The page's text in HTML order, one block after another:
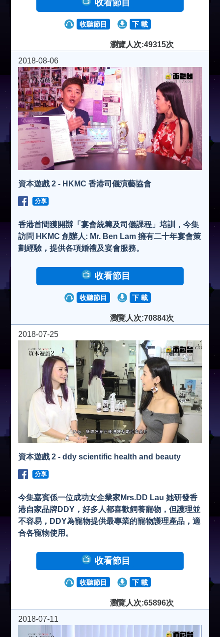
收看節目
收聽節目 下 載
瀏覽人次:49315次
2018-08-06
資本遊戲 2 - HKMC 香港司儀演藝協會
分享
香港首間獲開辦「宴會統籌及司儀課程」培訓，今集
訪問 HKMC 創辦人: Mr. Ben Lam 擁有二十年宴會策
劃經驗，提供各項婚禮及宴會服務。
收看節目
收聽節目 下 載
瀏覽人次:70884次
2018-07-25
資本遊戲 2 - ddy scientific health and beauty
分享
今集嘉賓係一位成功女企業家Mrs.DD Lau 她研發香
港自家品牌DDY，好多人都喜歡飼養寵物，但護理並
不容易，DDY為寵物提供最專業的寵物護理產品，適
合各寵物使用。
收看節目
收聽節目 下 載
瀏覽人次:65896次
2018-07-11